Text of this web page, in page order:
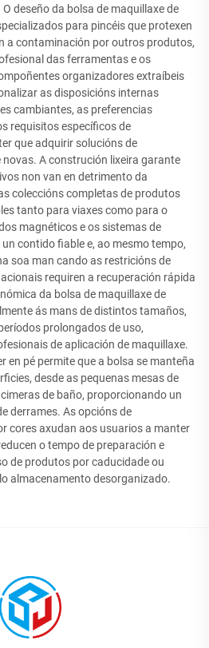
deseño da bolsa de maquillaxe de
para pincéis que protexen
a contaminación por outros produtos,
das ferramentas e os
organizadores extraíbeis
as disposicións internas
cambiantes, as preferencias
requisitos específicos de
que adquirir solucións de
A construción lixeira garante
non van en detrimento da
coleccións completas de produtos
tanto para viaxes como para o
magnéticos e os sistemas de
contido fiable e, ao mesmo tempo,
soa man cando as restricións de
requiren a recuperación rápida
da bolsa de maquillaxe de
ás mans de distintos tamaños,
prolongados de uso,
de aplicación de maquillaxe.
en pé permite que a bolsa se manteña
desde as pequenas mesas de
de baño, proporcionando un
derrames. As opcións de
cores axudan aos usuarios a manter
o tempo de preparación e
de produtos por caducidade ou
almacenamento desorganizado.